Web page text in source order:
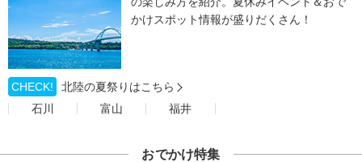
かけスポット情報が盛りだくさん！
CHECK!
北陸の夏祭りはこちら
石川
富山 福井
おでかけ特集